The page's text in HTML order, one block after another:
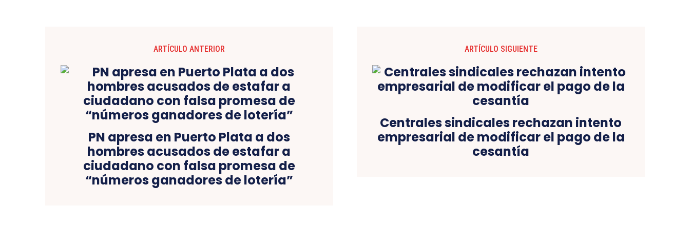
ARTÍCULO ANTERIOR
PN apresa en Puerto Plata a dos
hombres acusados de estafar a
ciudadano con falsa promesa de
“números ganadores de lotería”
ARTÍCULO SIGUIENTE
Centrales sindicales rechazan intento
empresarial de modificar el pago de la
cesantía